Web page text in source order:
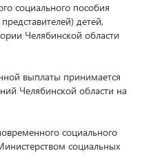
социального пособия
детей,
Челябинской области
выплаты принимается
Челябинской области на
социального
социальных